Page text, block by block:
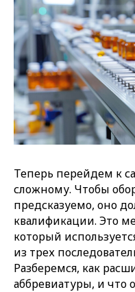
Теперь перейдем к
сложному. Чтобы
предсказуемо, оно
квалификации. Это
который
из трех
Разберемся, как
аббревиатуры, и что